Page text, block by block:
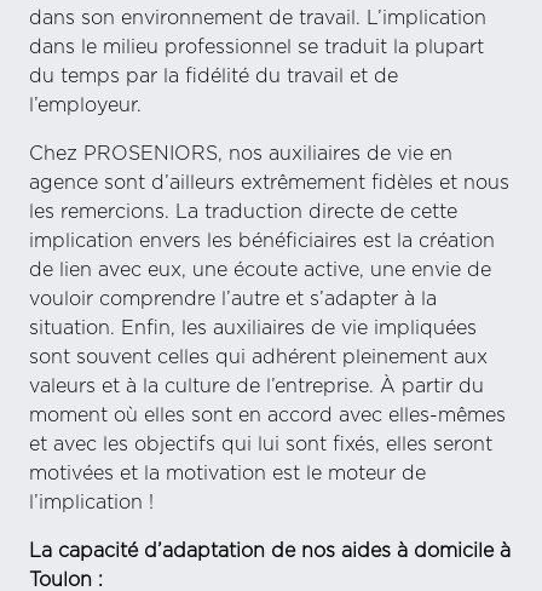
dans son environnement de travail. L’implication
dans le milieu professionnel se traduit la plupart
du temps par la fidélité du travail et de
l’employeur.
Chez PROSENIORS, nos auxiliaires de vie en
agence sont d’ailleurs extrêmement fidèles et nous
les remercions. La traduction directe de cette
implication envers les bénéficiaires est la création
de lien avec eux, une écoute active, une envie de
vouloir comprendre l’autre et s’adapter à la
situation. Enfin, les auxiliaires de vie impliquées
sont souvent celles qui adhérent pleinement aux
valeurs et à la culture de l’entreprise. À partir du
moment où elles sont en accord avec elles-mêmes
et avec les objectifs qui lui sont fixés, elles seront
motivées et la motivation est le moteur de
l’implication !
La capacité d’adaptation de nos aides à domicile à
Toulon :